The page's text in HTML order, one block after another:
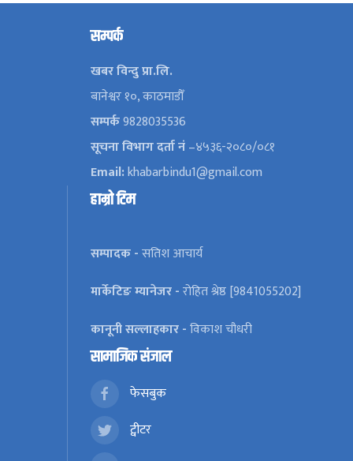
सम्पर्क
खबर विन्दु प्रा.लि.
बानेश्वर १०, काठमाडौँ
सम्पर्क9828035536
सूचना विभाग दर्ता नं–४५३६-२०८०/०८१
Email:khabarbindu1@gmail.com
हाम्रो टिम
सम्पादक -सतिश आचार्य
मार्केटिङ म्यानेजर -रोहित श्रेष्ठ [9841055202]
कानूनी सल्लाहकार -विकाश चौधरी
सामाजिक संजाल
फेसबुक
ट्वीटर